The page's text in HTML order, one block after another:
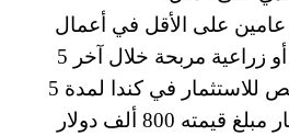
عامين على الأقل في أعمال
تجارية أو صناعية أو زراعية مربحة خلال آخر 5
أعوام. مبلغ مخصص للاستثمار في كندا لمدة 5
سنوات، أو استثمار مبلغ قيمته 800 ألف دولار